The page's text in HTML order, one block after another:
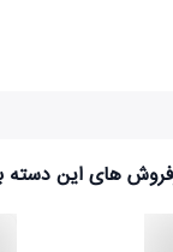
های این دسته